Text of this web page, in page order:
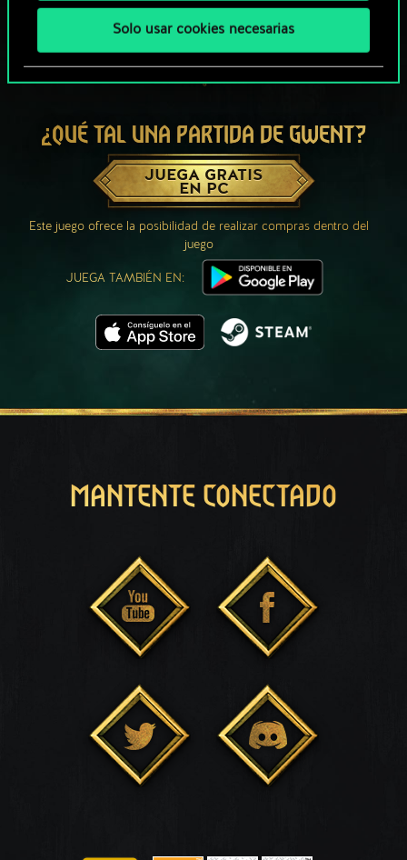
Solo usar cookies necesarias
¿QUÉ TAL UNA PARTIDA DE GWENT?
JUEGA GRATIS
EN PC
Este juego ofrece la posibilidad de realizar compras dentro del
juego
JUEGA TAMBIÉN EN:
MANTENTE CONECTADO